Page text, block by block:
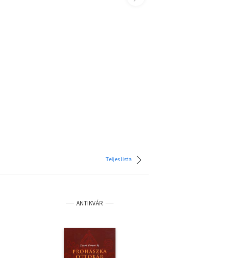
Teljes lista
ANTIKVÁR